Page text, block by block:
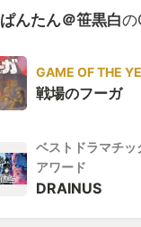
ぱんたん＠笹黒白の
GAME OF THE
戦場のフーガ
ベストドラマチッ
アワード
DRAINUS